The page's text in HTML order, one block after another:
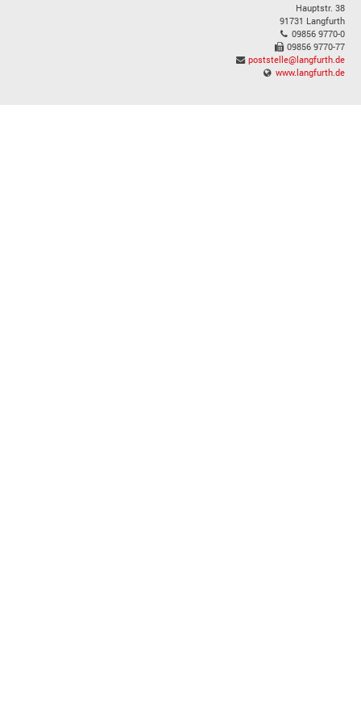
Hauptstr. 38
91731 Langfurth
09856 9770-0
09856 9770-77
poststelle@langfurth.de
www.langfurth.de